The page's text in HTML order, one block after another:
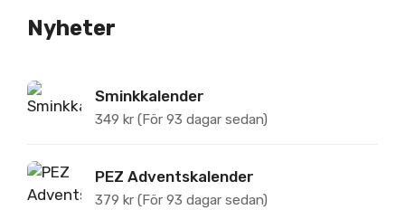
Nyheter
Sminkkalender
349 kr (För 93 dagar sedan)
PEZ Adventskalender
379 kr (För 93 dagar sedan)